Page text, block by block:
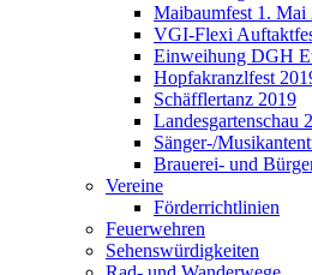
Maibaumfest 1. Mai
VGI-Flexi
Einweihung DGH
Hopfakranzlfest
Schäfflertanz 2019
Landesgartenschau
Sänger-/
Brauerei- und
Vereine
Förderrichtlinien
Feuerwehren
Sehenswürdigkeiten